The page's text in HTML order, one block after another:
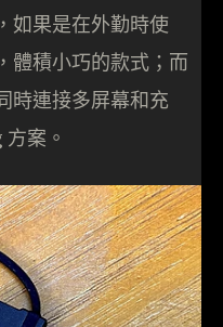
如果是在外勤時使
體積小巧的款式；而
時連接多屏幕和充
案。